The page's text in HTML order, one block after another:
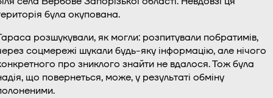
була окупована.
розшукували, як могли: розпитували побратимів,
соцмережі шукали будь-яку інформацію, але нічого
про зниклого знайти не вдалося. Тож була
що повернеться, може, у результаті обміну